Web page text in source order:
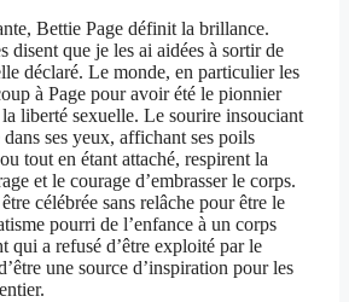
Bettie Page définit la brillance.
disent que je les ai aidées à sortir de
déclaré. Le monde, en particulier les
à Page pour avoir été le pionnier
liberté sexuelle. Le sourire insouciant
ses yeux, affichant ses poils
tout en étant attaché, respirent la
et le courage d’embrasser le corps.
célébrée sans relâche pour être le
pourri de l’enfance à un corps
qui a refusé d’être exploité par le
une source d’inspiration pour les